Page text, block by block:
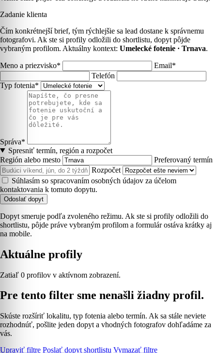
Zadanie klienta
Čím konkrétnejší brief, tým rýchlejšie sa lead dostane k správnemu
fotografovi. Ak ste si profily odložili do shortlistu, dopyt pôjde
vybraným profilom. Aktuálny kontext: Umelecké fotenie · Trnava.
Meno a priezvisko*
Email*
Telefón
Typ fotenia*
Správa*
Spresniť termín, región a rozpočet
Región alebo mesto
Preferovaný termín
Rozpočet
Súhlasím so spracovaním osobných údajov za účelom
kontaktovania k tomuto dopytu.
Odoslať dopyt
Dopyt smeruje podľa zvoleného režimu. Ak ste si profily odložili do
shortlistu, pôjde práve vybraným profilom a formulár ostáva krátky aj
na mobile.
Aktuálne profily
Zatiaľ 0 profilov v aktívnom zobrazení.
Pre tento filter sme nenašli žiadny profil.
Skúste rozšíriť lokalitu, typ fotenia alebo termín. Ak sa stále neviete
rozhodnúť, pošlite jeden dopyt a vhodných fotografov dohľadáme za
vás.
Upraviť filtre Poslať dopyt shortlistu Vymazať filtre